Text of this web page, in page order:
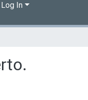
Log In